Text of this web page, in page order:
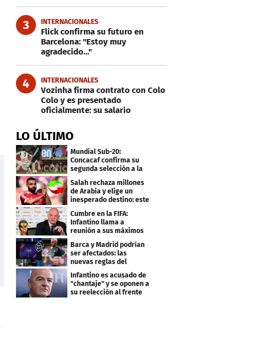
3 INTERNACIONALES
Flick confirma su futuro en
Barcelona: "Estoy muy
agradecido..."
4 INTERNACIONALES
Vozinha firma contrato con Colo
Colo y es presentado
oficialmente: su salario
LO ÚLTIMO
Mundial Sub-20:
Concacaf confirma su
segunda selección a la
Copa del Mundo 2027
Salah rechaza millones
de Arabia y elige un
inesperado destino: este
será su club
Cumbre en la FIFA:
Infantino llama a
reunión a sus máximos
Barca y Madrid podrían
ser afectados: las
nuevas reglas del
arbitraje en LaLiga
Infantino es acusado de
"chantaje" y se oponen a
su reelección al frente